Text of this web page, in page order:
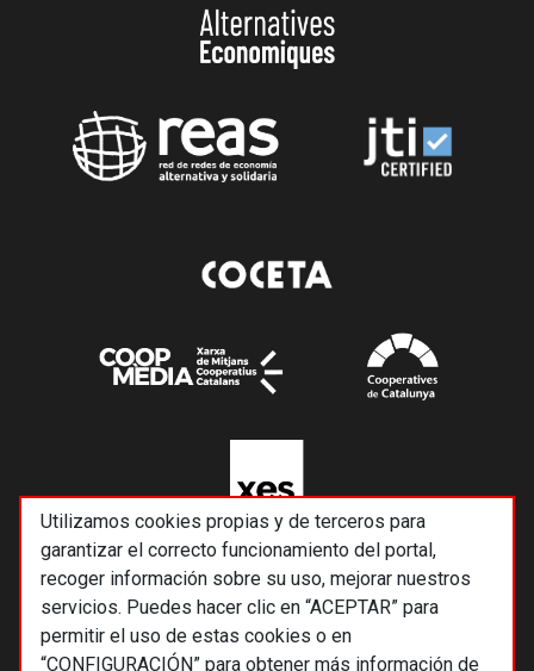
Utilizamos cookies propias y de terceros para
garantizar el correcto funcionamiento del portal,
recoger información sobre su uso, mejorar nuestros
servicios. Puedes hacer clic en “ACEPTAR” para
permitir el uso de estas cookies o en
“CONFIGURACIÓN” para obtener más información de